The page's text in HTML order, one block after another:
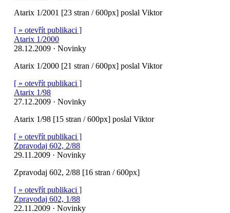
Atarix 1/2001 [23 stran / 600px] poslal Viktor
[ » otevřít publikaci ]
Atarix 1/2000
28.12.2009 · Novinky
Atarix 1/2000 [21 stran / 600px] poslal Viktor
[ » otevřít publikaci ]
Atarix 1/98
27.12.2009 · Novinky
Atarix 1/98 [15 stran / 600px] poslal Viktor
[ » otevřít publikaci ]
Zpravodaj 602, 2/88
29.11.2009 · Novinky
Zpravodaj 602, 2/88 [16 stran / 600px]
[ » otevřít publikaci ]
Zpravodaj 602, 1/88
22.11.2009 · Novinky